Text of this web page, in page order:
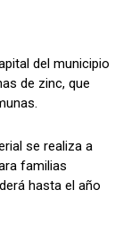
del municipio
de zinc, que
se realiza a
familias
hasta el año